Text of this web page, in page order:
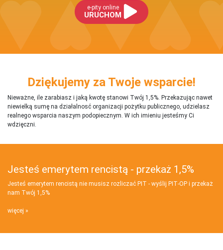
e-pity online
URUCHOM
Dziękujemy za Twoje wsparcie!
Nieważne, ile zarabiasz i jaką kwotę stanowi Twój 1,5%. Przekazując nawet
niewielką sumę na działalnosć organizacji pożytku publicznego, udzielasz
realnego wsparcia naszym podopiecznym. W ich imieniu jesteśmy Ci
wdzięczni.
Jesteś emerytem rencistą - przekaż 1,5%
Jesteś emerytem rencistą nie musisz rozliczać PIT - wyślij PIT‑OP i przekaż
nam Twój 1,5%
więcej